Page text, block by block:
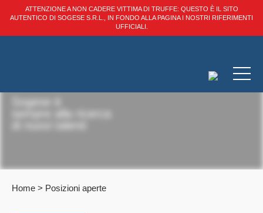
ATTENZIONE A NON CADERE VITTIMA DI TRUFFE: QUESTO È IL SITO
AUTENTICO DI SOGESE S.R.L., IN FONDO ALLA PAGINA I NOSTRI RIFERIMENTI
UFFICIALI.
Sogese è
Home > Posizioni aperte